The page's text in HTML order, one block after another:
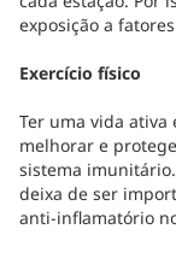
exposição a
Exercício físico
Ter uma vida
melhorar e
sistema
deixa de ser
anti-inflamatório